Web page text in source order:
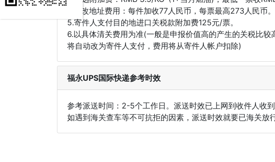
4.更改地址费用：每件加收77人民币，每票最高273人民币。
5.寄件人支付目的地进口关税款附加费125元/票。
6.以具体清关费用为准(一般是申报价值高的产生的关税比
将自动改为寄件人支付，费用将从寄件人帐户扣除)
福永UPS国际快递参考时效
参考派送时间：2-5个工作日。派送时效已上网到收件人收到
如遇到海关查车等不可抗拒的因素，派送时效就要已海关放